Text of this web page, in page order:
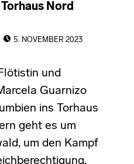
Nord
5. NOVEMBER 2023
und
Guarnizo
ins Torhaus
geht es um
um den Kampf